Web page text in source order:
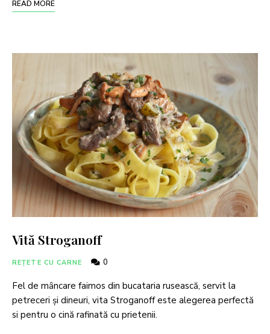
READ MORE
Vită Stroganoff
REȚETE CU CARNE 0
Fel de mȃncare faimos din bucataria rusească, servit la
petreceri şi dineuri, vita Stroganoff este alegerea perfectă
si pentru o cină rafinată cu prietenii.